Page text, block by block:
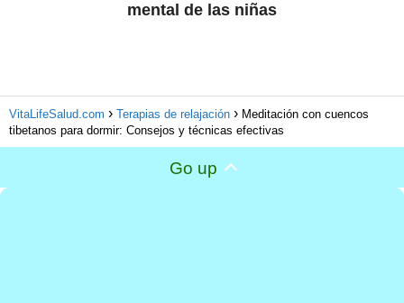
mental de las niñas
VitaLifeSalud.com Terapias de relajación
Meditación con cuencos
tibetanos para dormir: Consejos y técnicas efectivas
Go up